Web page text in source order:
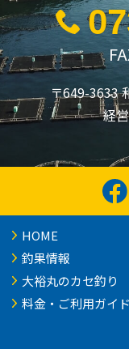
〒649-3633
経
HOME
釣果情報
大裕丸のカセ釣り
料金・ご利用ガイド